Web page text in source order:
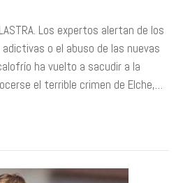
Los expertos alertan de los
o el abuso de las nuevas
ha vuelto a sacudir a la
el terrible crimen de Elche,…